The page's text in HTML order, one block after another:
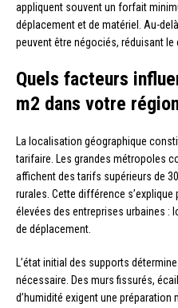
appliquent souvent un forfait
déplacement et de matériel. Au-
peuvent être négociés, réduisant le
Quels facteurs
m2 dans votre
La localisation géographique
tarifaire. Les grandes métropoles
affichent des tarifs supérieurs de
rurales. Cette différence
élevées des entreprises urbaines :
de déplacement.
L’état initial des supports
nécessaire. Des murs fissurés,
d’humidité exigent une préparation